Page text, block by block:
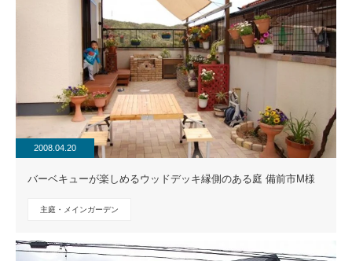
2008.04.20
バーベキューが楽しめるウッドデッキ縁側のある庭 備前市M様
主庭・メインガーデン